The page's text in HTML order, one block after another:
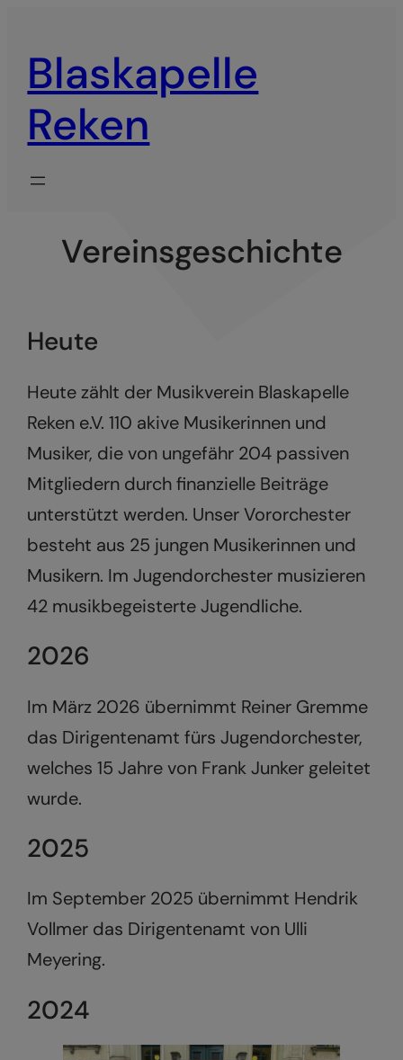
Inhalt
springen
Blaskapelle
Reken
Vereinsgeschichte
Heute
Heute zählt der Musikverein Blaskapelle
Reken e.V. 110 akive Musikerinnen und
Musiker, die von ungefähr 204 passiven
Mitgliedern durch finanzielle Beiträge
unterstützt werden. Unser Vororchester
besteht aus 25 jungen Musikerinnen und
Musikern. Im Jugendorchester musizieren
42 musikbegeisterte Jugendliche.
2026
Im März 2026 übernimmt Reiner Gremme
das Dirigentenamt fürs Jugendorchester,
welches 15 Jahre von Frank Junker geleitet
wurde.
2025
Im September 2025 übernimmt Hendrik
Vollmer das Dirigentenamt von Ulli
Meyering.
2024